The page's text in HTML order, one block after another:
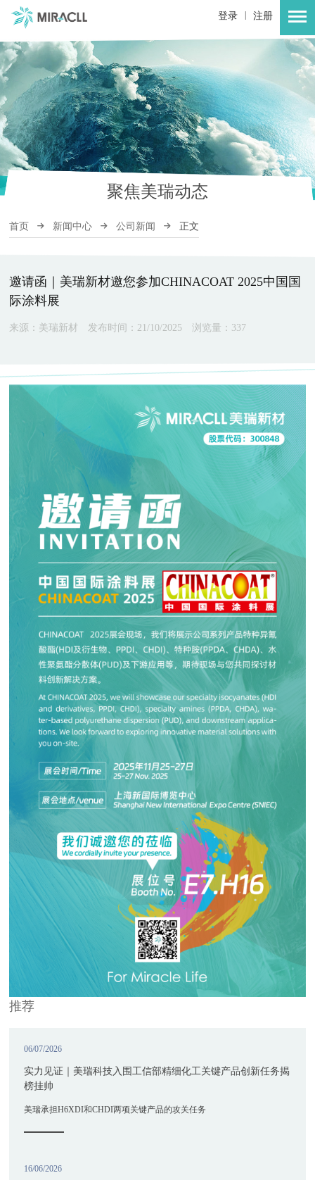
登录 注册
聚焦美瑞动态
首页 新闻中心 公司新闻 正文
邀请函｜美瑞新材邀您参加CHINACOAT 2025中国国
际涂料展
来源：美瑞新材 发布时间：21/10/2025 浏览量： 337
推荐
06/07/2026
实力见证｜美瑞科技入围工信部精细化工关键产品创新任务揭
榜挂帅
美瑞承担H6XDI和CHDI两项关键产品的攻关任务
16/06/2026